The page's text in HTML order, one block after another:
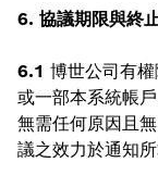
6. 協議期限與終
6.1 博世公司有
或一部本系統帳
無需任何原因且
議之效力於通知